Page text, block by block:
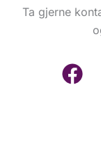
Ta gjerne